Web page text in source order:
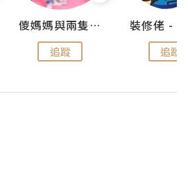
儍媽媽與兩隻小魔怪之家
追蹤 追蹤